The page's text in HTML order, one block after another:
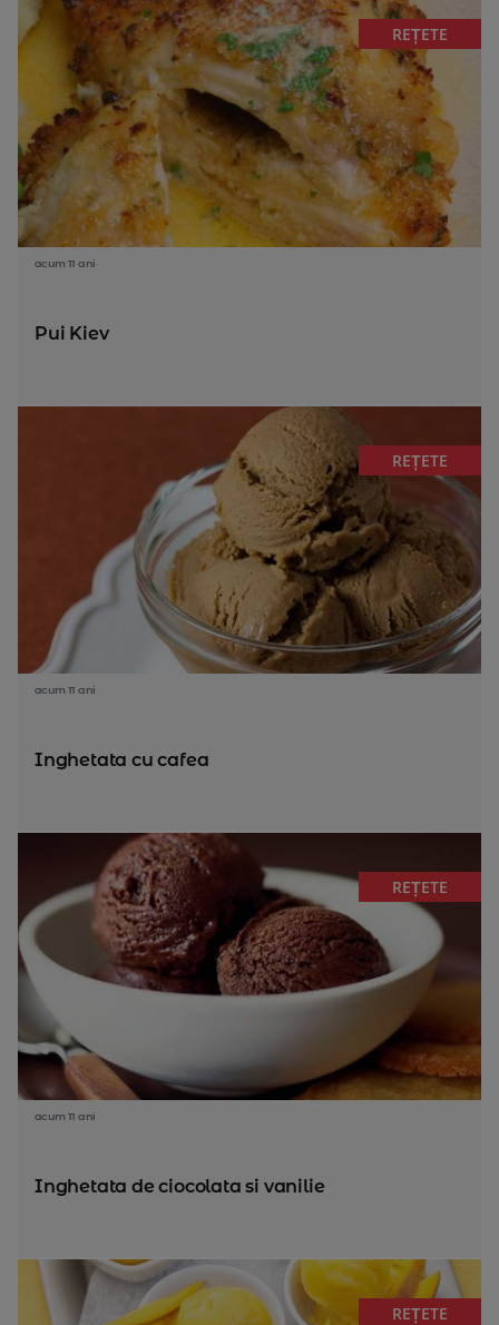
REȚETE
acum 11 ani
Pui Kiev
REȚETE
acum 11 ani
Inghetata cu cafea
REȚETE
acum 11 ani
Inghetata de ciocolata si vanilie
REȚETE